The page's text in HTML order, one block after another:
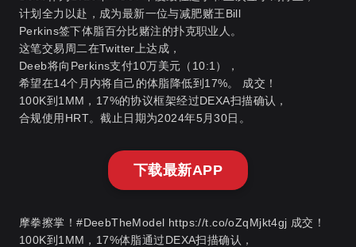
计划全力以赴，成为最新一位与减肥赌王Bill
Perkins签下体脂百分比赌注的扑克职业人。
这笔交易周二在Twitter上达成，
Deeb将向Perkins支付10万美元（10:1），
希望在14个月内将自己的体脂降低到17%。 成交！
100K到1MM，17%的协议框架经过DEXA扫描确认，
合规使用HRT。截止日期为2024年5月30日。
下载最新APP
摩拳擦掌！#DeebTheModel https://t.co/oZqMjkt4gj 成交！
100K到1MM，17%体脂通过DEXA扫描确认，